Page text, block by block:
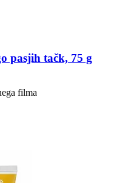
pasjih tačk, 75 g
filma